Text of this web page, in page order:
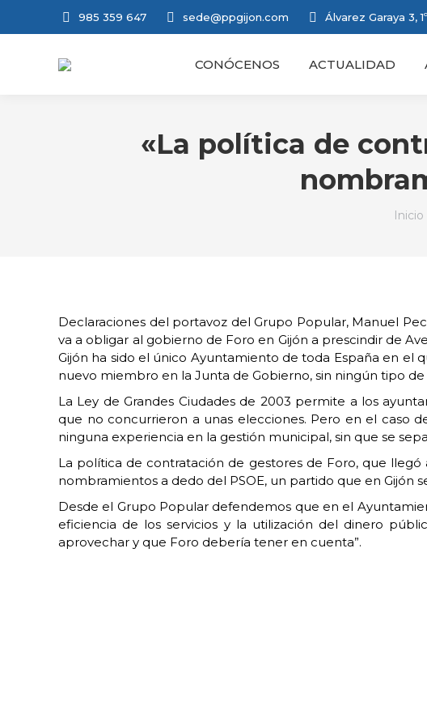
985 359 647 sede@ppgijon.com Álvarez Garaya 3,
CONÓCENOS ACTUALIDAD
«La política de
Inicio
Declaraciones del portavoz del Grupo Popular, Manuel
va a obligar al gobierno de Foro en Gijón a prescindir de
Gijón ha sido el único Ayuntamiento de toda España en el
nuevo miembro en la Junta de Gobierno, sin ningún tipo
La Ley de Grandes Ciudades de 2003 permite a los
que no concurrieron a unas elecciones. Pero en el caso
ninguna experiencia en la gestión municipal, sin que se
La política de contratación de gestores de Foro, que
nombramientos a dedo del PSOE, un partido que en Gijón
Desde el Grupo Popular defendemos que en el
eficiencia de los servicios y la utilización del dinero
aprovechar y que Foro debería tener en cuenta”.